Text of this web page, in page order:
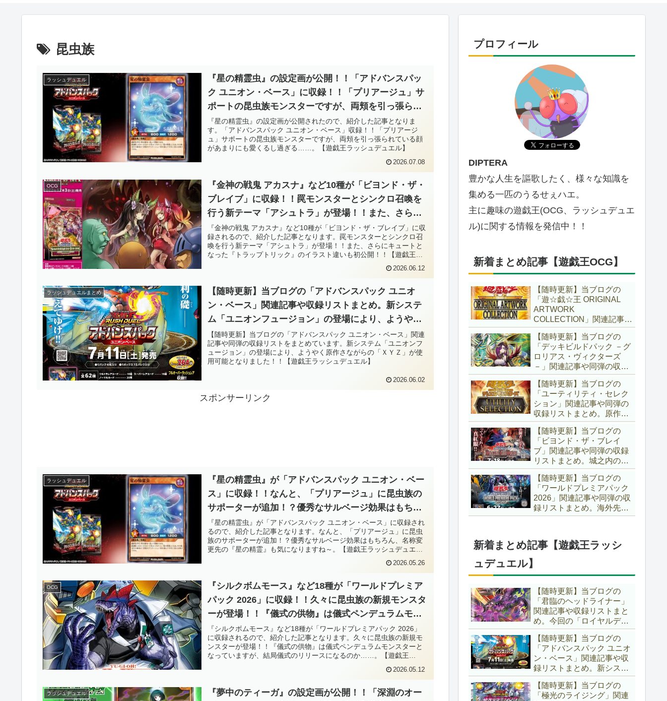
昆虫族
ラッシュデュエル
『星の精霊虫』の設定画が公開！！「アドバンスパッ
ク ユニオン・ベース」に収録！！「プリアージュ」サ
ポートの昆虫族モンスターですが、両頬を引っ張られ
ている顔があまりにも愛くるし過ぎる……。【遊戯王
ラッシュデュエル】
『星の精霊虫』の設定画が公開されたので、紹介した記事となりま
す。「アドバンスパック ユニオン・ベース」収録！！「プリアージ
ュ」サポートの昆虫族モンスターですが、両頬を引っ張られている顔
があまりにも愛くるし過ぎる……。【遊戯王ラッシュデュエル】
2026.07.08
OCG
『金神の戦鬼 アカスナ』など10種が「ビヨンド・ザ・
ブレイブ」に収録！！罠モンスターとシンクロ召喚を
行う新テーマ「アシュトラ」が登場！！また、さらに
キュートとなった『トラップトリック』のイラスト違
いも初公開！！【遊戯王OCG】
『金神の戦鬼 アカスナ』など10種が「ビヨンド・ザ・ブレイブ」に収
録されるので、紹介した記事となります。罠モンスターとシンクロ召
喚を行う新テーマ「アシュトラ」が登場！！また、さらにキュートと
なった『トラップトリック』のイラスト違いも初公開！！【遊戯王
2026.06.12
ラッシュデュエルまとめ
【随時更新】当ブログの「アドバンスパック ユニオ
ン・ベース」関連記事や収録リストまとめ。新システ
ム「ユニオンフュージョン」の登場により、ようやく
原作さながらの「ＸＹＺ」が使用可能となりまし
た！！【遊戯王ラッシュデュエル】
【随時更新】当ブログの「アドバンスパック ユニオン・ベース」関連
記事や同弾の収録リストをまとめています。新システム「ユニオンフ
ュージョン」の登場により、ようやく原作さながらの「ＸＹＺ」が使
用可能となりました！！【遊戯王ラッシュデュエル】
2026.06.02
スポンサーリンク
ラッシュデュエル
『星の精霊虫』が「アドバンスパック ユニオン・ベー
ス」に収録！！なんと、「プリアージュ」に昆虫族の
サポーターが追加！？優秀なサルベージ効果はもちろ
ん、名称変更先の『星の精霊』も気になりますね～。
【遊戯王ラッシュデュエル】
『星の精霊虫』が「アドバンスパック ユニオン・ベース」に収録され
るので、紹介した記事となります。なんと、「プリアージュ」に昆虫
族のサポーターが追加！？優秀なサルベージ効果はもちろん、名称変
更先の『星の精霊』も気になりますね～。【遊戯王ラッシュデュエ
2026.05.26
OCG
『シルクボムモース』など18種が「ワールドプレミア
パック 2026」に収録！！久々に昆虫族の新規モンスタ
ーが登場！！『儀式の供物』は儀式ペンデュラムモン
スターとなっていますが、結局儀式のリリースになる
のか……。【遊戯王OCG】
『シルクボムモース』など18種が「ワールドプレミアパック 2026」
に収録されるので、紹介した記事となります。久々に昆虫族の新規モ
ンスターが登場！！『儀式の供物』は儀式ペンデュラムモンスターと
なっていますが、結局儀式のリリースになるのか……。【遊戯王
2026.05.12
ラッシュデュエル
『夢中のティーガ』の設定画が公開！！「深淵のオー
プロフィール
DIPTERA
豊かな人生を謳歌したく、様々な知識を
集める一匹のうるせぇハエ。
主に趣味の遊戯王(OCG、ラッシュデュエ
ル)に関する情報を発信中！！
新着まとめ記事【遊戯王OCG】
【随時更新】当ブログの
「遊☆戯☆王 ORIGINAL
ARTWORK
COLLECTION」関連記事や
同弾の収録リストまとめ。
マンガスタイルとオーバー
フレームに焦点を当てた新
商品！！また、原作のモン
スターもリメイクされてい
ます！！【遊戯王OCG】
【随時更新】当ブログの
「デッキビルドパック －グ
ロリアス・ヴィクターズ
－」関連記事や同弾の収録
リストまとめ。効果を持た
ない古のモンスターを使役
する儀式テーマ「セネト」
に加え、「レイズ・ムー
ン」や「異解△」も登
場！！【遊戯王OCG】
【随時更新】当ブログの
「ユーティリティ・セレク
ション」関連記事や同弾の
収録リストまとめ。原作の
名シーンや懐かしの人気モ
ンスターをイメージした新
規カードが多数登場！！ま
た、「ドミナス」などの豪
華再録にも注目ですね～。
【遊戯王OCG】
【随時更新】当ブログの
「ビヨンド・ザ・ブレイ
ブ」関連記事や同弾の収録
リストまとめ。城之内のカ
ードたちが『時の黒魔術
師』関連となってリメイ
ク！！さらに、「Ｄ－ＨＥ
ＲＯ」の『幽獄の時計塔』
も待望のリメイクです！！
【随時更新】当ブログの
「ワールドプレミアパック
2026」関連記事や同弾の収
録リストまとめ。海外先行
カードが例年より早く来
ージした『リビングデッド
の呼び声』関連に注目が集
新着まとめ記事【遊戯王ラッシ
ュデュエル】
【随時更新】当ブログの
「君臨のヘッドライナー」
関連記事や収録リストまと
め。今回の「ロイヤルデモ
ンズ」は相手モンスターを
リリース！！また、新テー
マとして「救惺」、「ヘル
シィ」、「ゴエゴエ」も登
場です！！【遊戯王ラッシ
ュデュエル】
【随時更新】当ブログの
「アドバンスパック ユニオ
ン・ベース」関連記事や収
録リストまとめ。新システ
ム「ユニオンフュージョ
ン」の登場により、ようや
く原作さながらの「ＸＹ
【随時更新】当ブログの
「極光のライジング」関連